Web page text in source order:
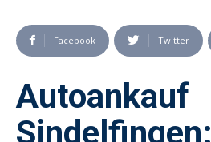
Facebook Twitter
Autoankauf
Sindelfingen: